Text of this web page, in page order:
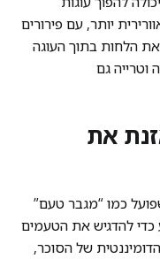
יותר, עם פירורים
את הלחות בתוך העוגה
גם
את
כמו “מגבר טעם”
להדגיש את הטעמים
של הסוכר,